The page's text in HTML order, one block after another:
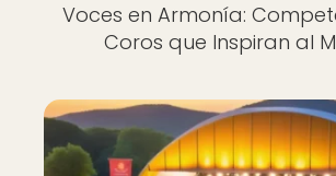
Voces en Armonía:
Coros que Inspiran al